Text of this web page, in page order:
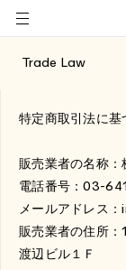
Trade Law
特定商取引法に
販売業者の名称
電話番号：03-
メールアドレス：
販売業者の住所：
渡辺ビル１Ｆ